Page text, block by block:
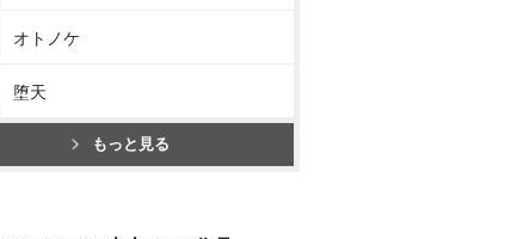
オトノケ
堕天
もっと見る